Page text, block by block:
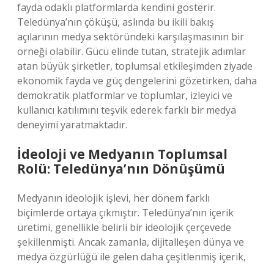
fayda odaklı platformlarda kendini gösterir.
Teledünya’nın çöküşü, aslında bu ikili bakış
açılarının medya sektöründeki karşılaşmasının bir
örneği olabilir. Gücü elinde tutan, stratejik adımlar
atan büyük şirketler, toplumsal etkileşimden ziyade
ekonomik fayda ve güç dengelerini gözetirken, daha
demokratik platformlar ve toplumlar, izleyici ve
kullanıcı katılımını teşvik ederek farklı bir medya
deneyimi yaratmaktadır.
İdeoloji ve Medyanın Toplumsal
Rolü: Teledünya’nın Dönüşümü
Medyanın ideolojik işlevi, her dönem farklı
biçimlerde ortaya çıkmıştır. Teledünya’nın içerik
üretimi, genellikle belirli bir ideolojik çerçevede
şekillenmişti. Ancak zamanla, dijitalleşen dünya ve
medya özgürlüğü ile gelen daha çeşitlenmiş içerik,